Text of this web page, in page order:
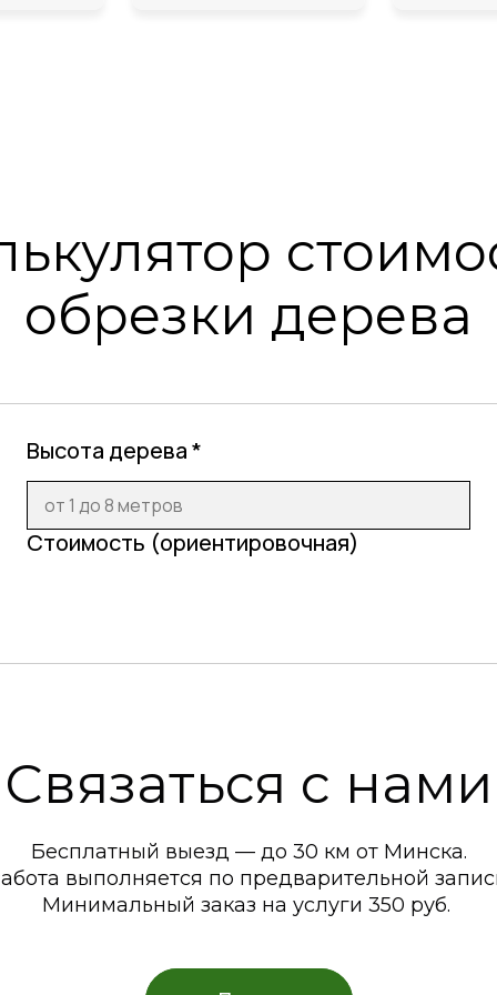
обрезки дерева
Высота дерева *
Стоимость (ориентировочная)
Связаться с нами
Бесплатный выезд — до 30 км от Минска.
выполняется по предварительной
Минимальный заказ на услуги 350 руб.